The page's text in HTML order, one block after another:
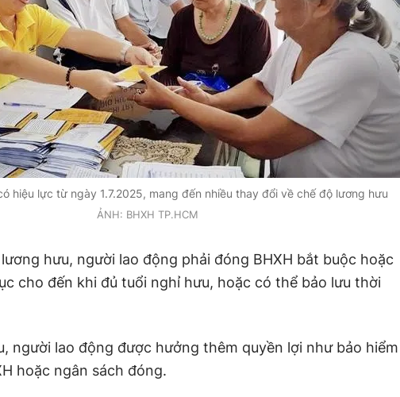
hiệu lực từ ngày 1.7.2025, mang đến nhiều thay đổi về chế độ lương hưu
ẢNH: BHXH TP.HCM
hưu, người lao động phải đóng BHXH bắt buộc hoặc
cho đến khi đủ tuổi nghỉ hưu, hoặc có thể bảo lưu thời
người lao động được hưởng thêm quyền lợi như bảo hiểm
hoặc ngân sách đóng.